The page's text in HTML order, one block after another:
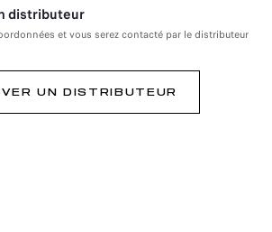
distributeur
et vous serez contacté par le distributeur
UN DISTRIBUTEUR